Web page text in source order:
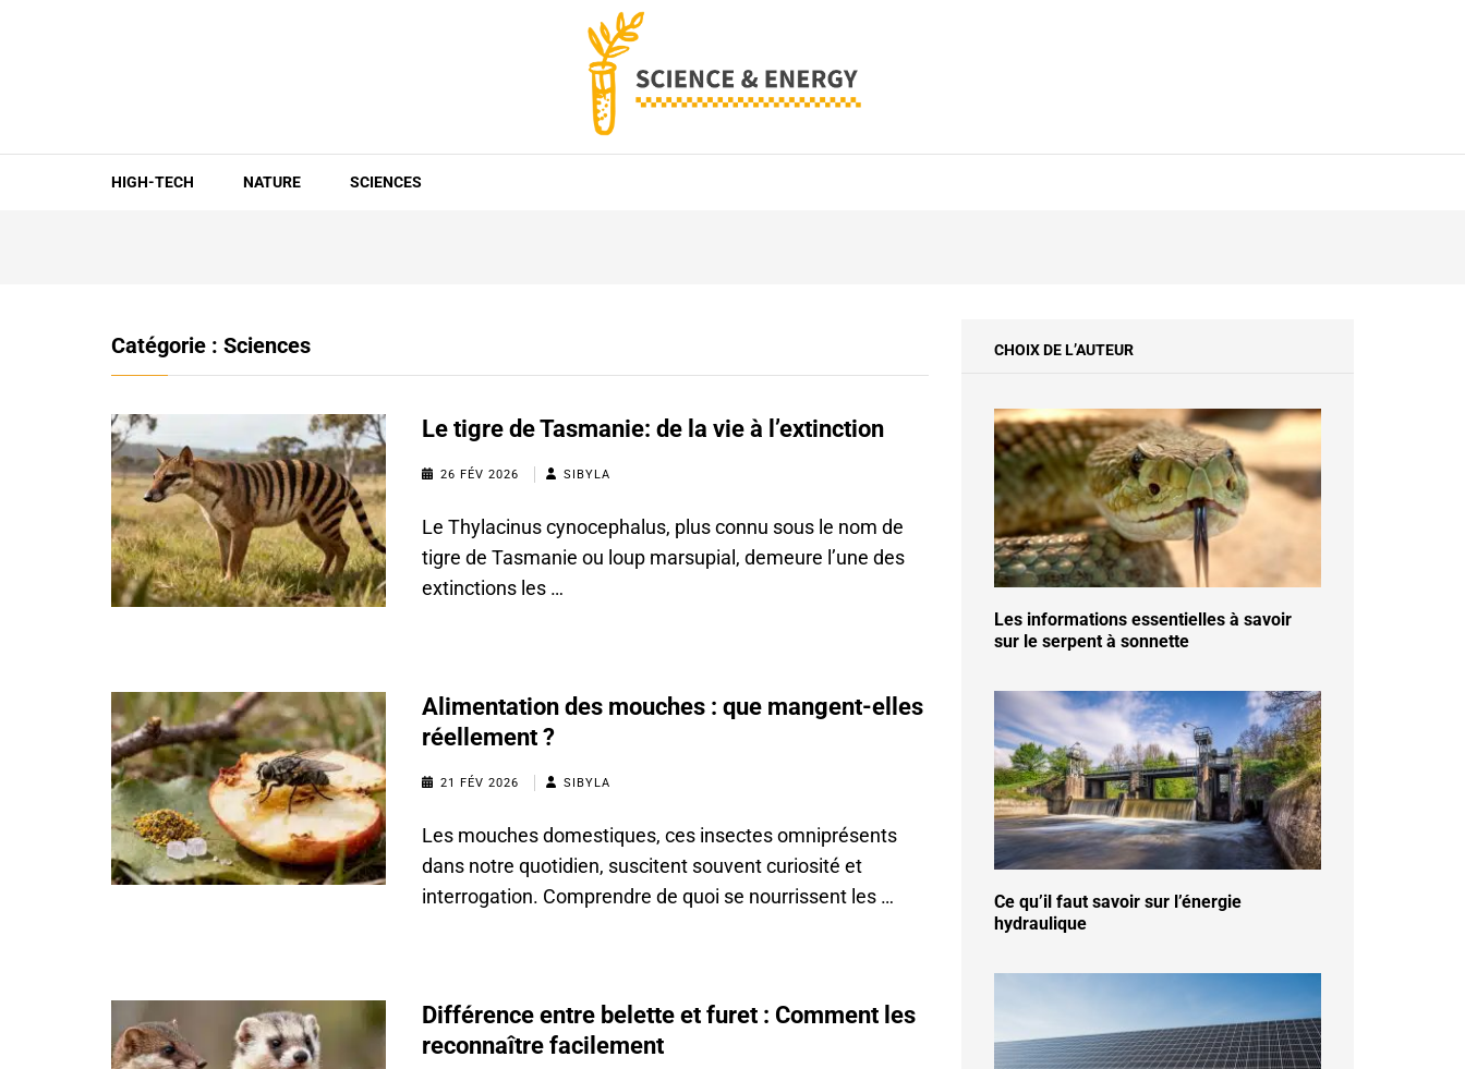
SCIENCE AND ENERGY
HIGH-TECH NATURE SCIENCES
Catégorie : Sciences
Le tigre de Tasmanie: de la vie à l’extinction
26 FÉV 2026 SIBYLA
Le Thylacinus cynocephalus, plus connu sous le nom de
tigre de Tasmanie ou loup marsupial, demeure l’une des
extinctions les …
Alimentation des mouches : que mangent-elles
réellement ?
21 FÉV 2026 SIBYLA
Les mouches domestiques, ces insectes omniprésents
dans notre quotidien, suscitent souvent curiosité et
interrogation. Comprendre de quoi se nourrissent les …
Différence entre belette et furet : Comment les
reconnaître facilement
CHOIX DE L’AUTEUR
Les informations essentielles à savoir
sur le serpent à sonnette
Ce qu’il faut savoir sur l’énergie
hydraulique